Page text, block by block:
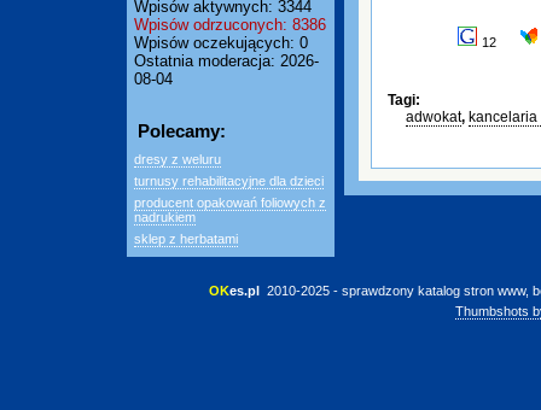
Wpisów aktywnych: 3344
Wpisów odrzuconych: 8386
Wpisów oczekujących: 0
Ostatnia moderacja: 2026-
08-04
Polecamy:
dresy z weluru
turnusy rehabilitacyjne dla dzieci
producent opakowań foliowych z
nadrukiem
sklep z herbatami
12
Tagi:
adwokat,
OKes.pl 2010-2025 - sprawdzony katalog stron www,
Thumbshots